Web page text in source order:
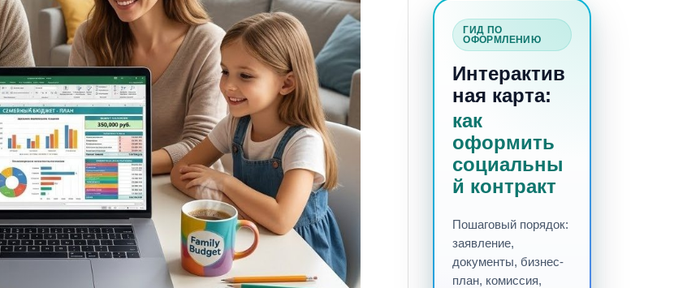
ГИД ПО
ОФОРМЛЕНИЮ
Интерактив
ная карта:
как
оформить
социальны
й контракт
Пошаговый порядок:
заявление,
документы, бизнес-
план, комиссия,